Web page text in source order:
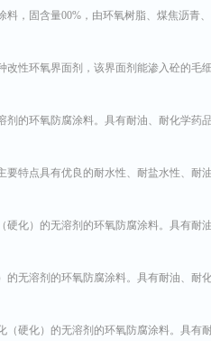
，固含量00%，由环氧树脂、煤焦沥青
性环氧界面剂，该界面剂能渗入砼的毛细
剂的环氧防腐涂料。具有耐油、耐化学药
特点具有优良的耐水性、耐盐水性、耐
硬化）的无溶剂的环氧防腐涂料。具有耐
的无溶剂的环氧防腐涂料。具有耐油、耐
硬化）的无溶剂的环氧防腐涂料。具有耐